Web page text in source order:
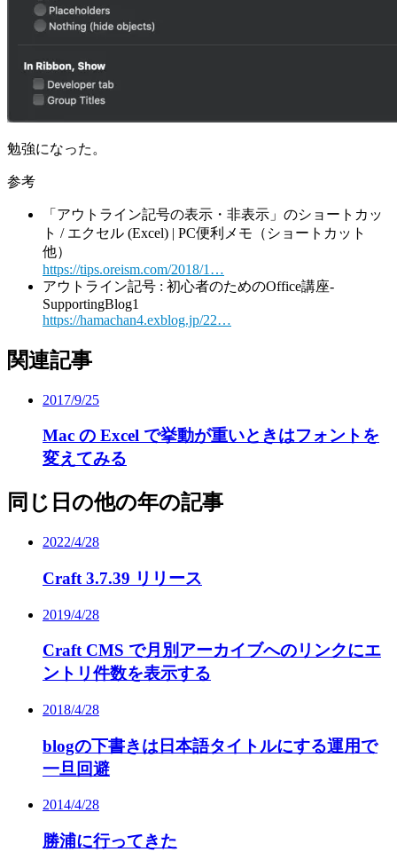
勉強になった。
参考
「アウトライン記号の表示・非表示」のショートカッ
ト / エクセル (Excel) | PC便利メモ（ショートカット
他）
https://tips.oreism.com/2018/1…
アウトライン記号 : 初心者のためのOffice講座-
SupportingBlog1
https://hamachan4.exblog.jp/22…
関連記事
2017/9/25
Mac の Excel で挙動が重いときはフォントを
変えてみる
同じ日の他の年の記事
2022/4/28
Craft 3.7.39 リリース
2019/4/28
Craft CMS で月別アーカイブへのリンクにエ
ントリ件数を表示する
2018/4/28
blogの下書きは日本語タイトルにする運用で
一旦回避
2014/4/28
勝浦に行ってきた